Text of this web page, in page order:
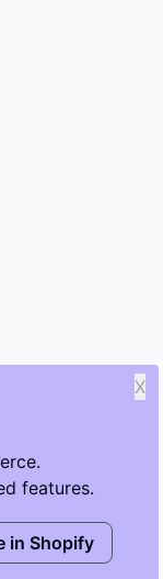
features.
X
in Shopify
and cleaner